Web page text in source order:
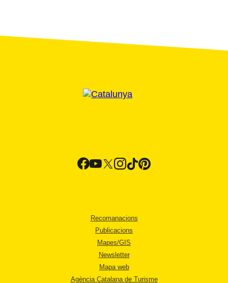
Recomanacions
Publicacions
Mapes/GIS
Newsletter
Mapa web
Agència Catalana de Turisme